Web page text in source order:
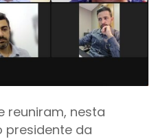
reuniram, nesta
presidente da